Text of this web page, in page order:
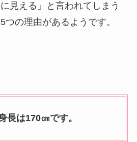
見える」と言われてしまう
の理由があるようです。
長は170㎝です。